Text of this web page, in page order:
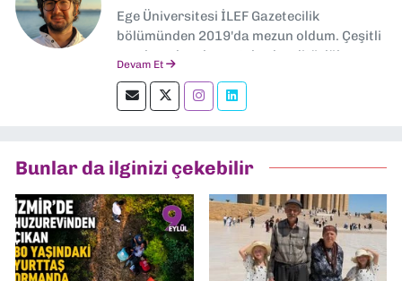
Ege Üniversitesi İLEF Gazetecilik
bölümünden 2019'da mezun oldum. Çeşitli
yerel ve ulusal gazetelerde editörlük,
okumayı severim.
Devam Et
Bunlar da ilginizi çekebilir